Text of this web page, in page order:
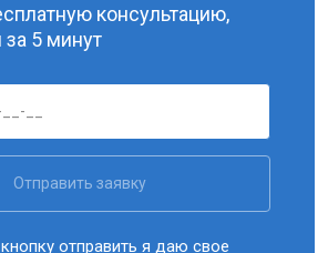
консультацию,
5 минут
Отправить заявку
отправить я даю свое